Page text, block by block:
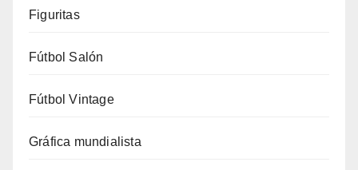
Figuritas
Fútbol Salón
Fútbol Vintage
Gráfica mundialista